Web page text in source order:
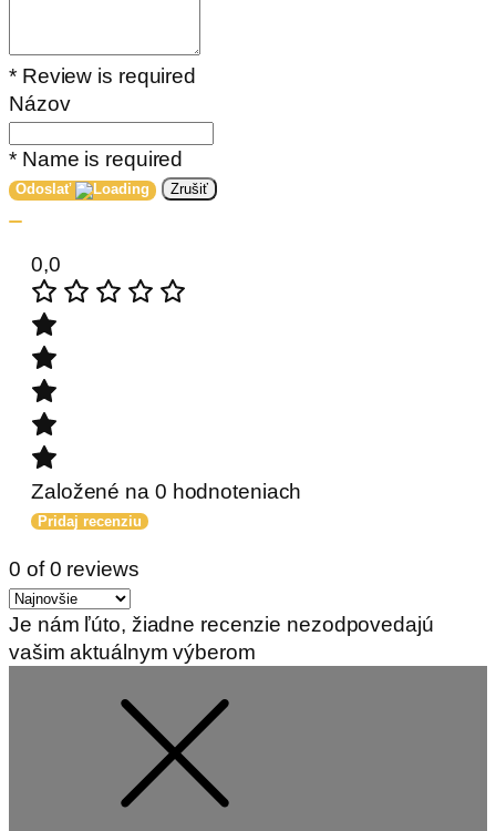
* Review is required
Názov
* Name is required
Odoslať Zrušiť
0,0
Založené na 0 hodnoteniach
Pridaj recenziu
0 of 0 reviews
Je nám ľúto, žiadne recenzie nezodpovedajú
vašim aktuálnym výberom